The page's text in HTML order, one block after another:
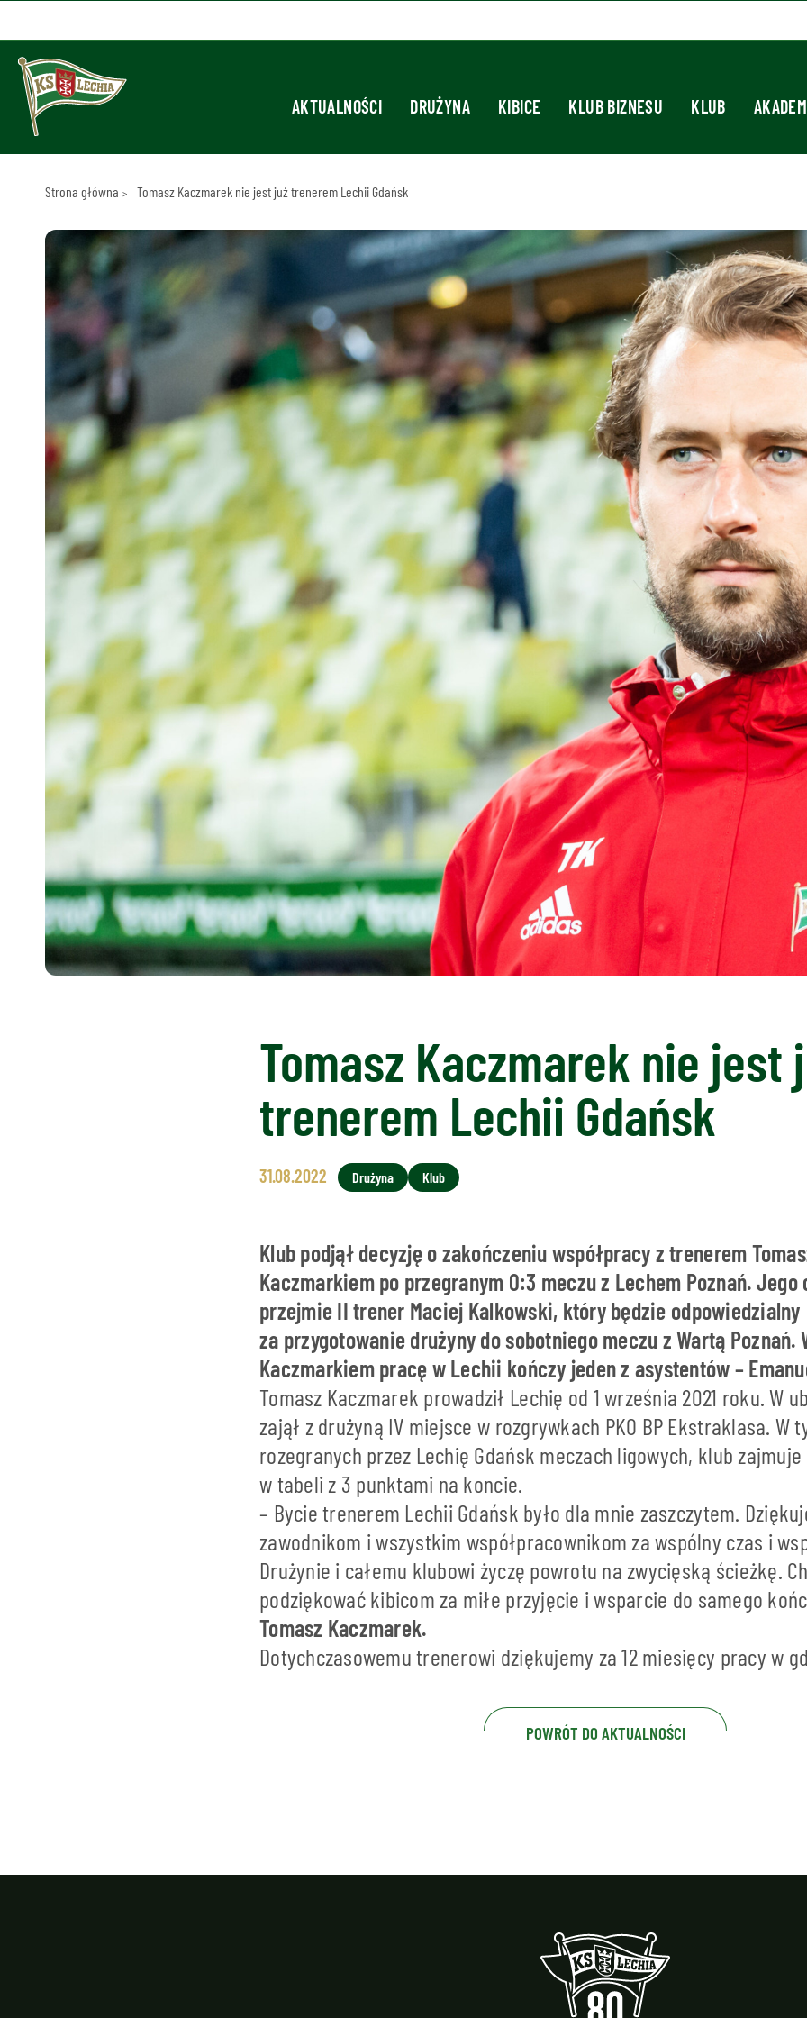
AKTUALNOŚCI DRUŻYNA KIBICE KLUB BIZNESU KLUB
Strona główna Tomasz Kaczmarek nie jest już trenerem Lechii Gdańsk
Tomasz Kaczmarek nie jest
trenerem Lechii Gdańsk
31.08.2022 Drużyna Klub
Klub podjął decyzję o zakończeniu współpracy z trenerem
Kaczmarkiem po przegranym 0:3 meczu z Lechem Poznań.
przejmie II trener Maciej Kalkowski, który będzie odpowiedzialny
za przygotowanie drużyny do sobotniego meczu z Wartą Poznań.
Kaczmarkiem pracę w Lechii kończy jeden z asystentów –
Tomasz Kaczmarek prowadził Lechię od 1 września 2021 roku. W
zajął z drużyną IV miejsce w rozgrywkach PKO BP Ekstraklasa. W
rozegranych przez Lechię Gdańsk meczach ligowych, klub
w tabeli z 3 punktami na koncie.
– Bycie trenerem Lechii Gdańsk było dla mnie zaszczytem.
zawodnikom i wszystkim współpracownikom za wspólny czas i
Drużynie i całemu klubowi życzę powrotu na zwycięską ścieżkę.
podziękować kibicom za miłe przyjęcie i wsparcie do samego
Tomasz Kaczmarek.
Dotychczasowemu trenerowi dziękujemy za 12 miesięcy pracy w
POWRÓT DO AKTUALNOŚCI